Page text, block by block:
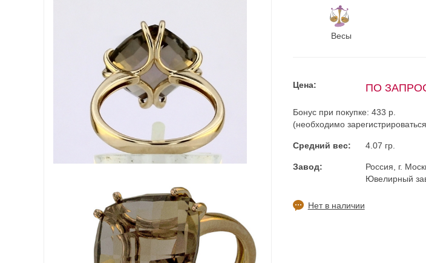
Весы
Цена: ПО
Бонус при покупке: 433 р.
(необходимо зарегистрироваться
Средний вес: 4.07 гр.
Завод:
Россия, г.
Ювелирный
Нет в наличии